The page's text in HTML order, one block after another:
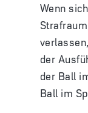
Wenn
der
der Ball
Ball im